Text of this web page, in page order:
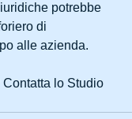
potrebbe
di
alle azienda.
lo Studio